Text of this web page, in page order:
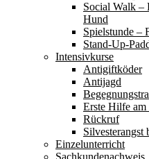
Social Walk –
Hund
Spielstunde –
Stand-Up-
Intensivkurse
Antigiftköder
Antijagd
Erste Hilfe am
Rückruf
Silvesterangst
Einzelunterricht
Sachkundenachweis